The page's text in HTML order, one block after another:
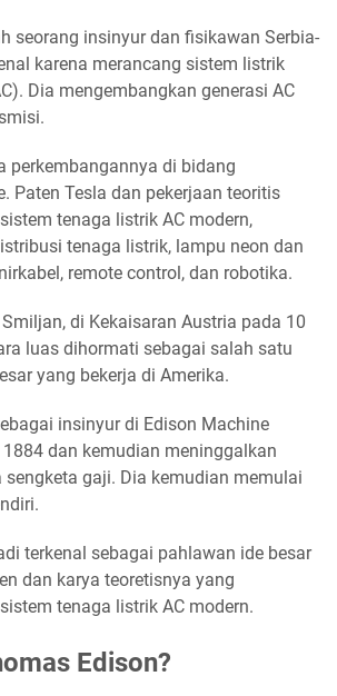
seorang insinyur dan fisikawan Serbia-
karena merancang sistem listrik
Dia mengembangkan generasi AC
perkembangannya di bidang
Paten Tesla dan pekerjaan teoritis
tenaga listrik AC modern,
tenaga listrik, lampu neon dan
remote control, dan robotika.
di Kekaisaran Austria pada 10
luas dihormati sebagai salah satu
yang bekerja di Amerika.
insinyur di Edison Machine
dan kemudian meninggalkan
sengketa gaji. Dia kemudian memulai
terkenal sebagai pahlawan ide besar
dan karya teoretisnya yang
tenaga listrik AC modern.
Edison?